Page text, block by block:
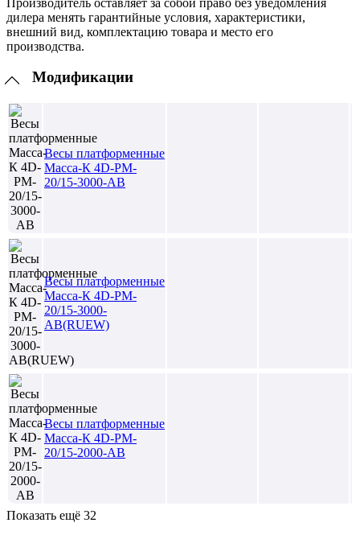
дилера менять гарантийные условия, характеристики,
внешний вид, комплектацию товара и место его
производства.
Модификации
Весы платформенные
Масса-К 4D-PM-
20/15-3000-AB
Весы платформенные
Масса-К 4D-PM-
20/15-3000-
AB(RUEW)
Весы платформенные
Масса-К 4D-PM-
20/15-2000-AB
Показать ещё 32